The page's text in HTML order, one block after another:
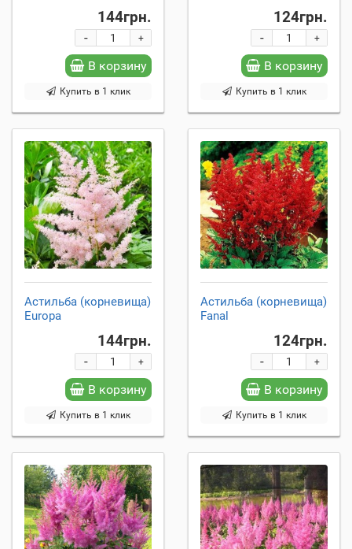
144грн.
+
-
В корзину
Купить в 1 клик
124грн.
+
-
В корзину
Купить в 1 клик
Астильба (корневища)
Europa
144грн.
+
-
В корзину
Купить в 1 клик
Астильба (корневища)
Fanal
124грн.
+
-
В корзину
Купить в 1 клик